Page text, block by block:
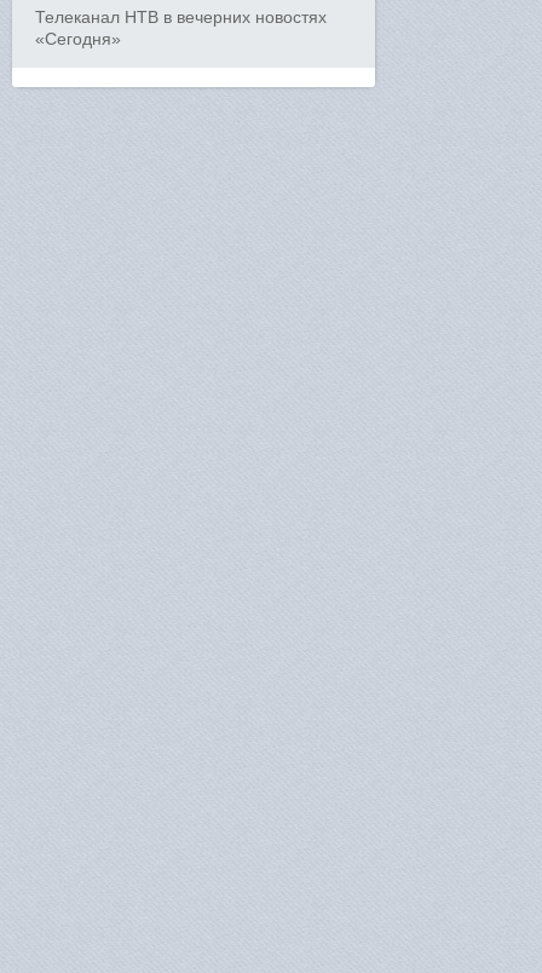
Телеканал НТВ в вечерних новостях
«Сегодня»